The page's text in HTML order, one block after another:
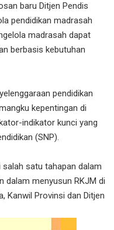
baru Ditjen Pendis
pendidikan madrasah
madrasah dapat
berbasis kebutuhan
pendidikan
kepentingan di
indikator kunci yang
(SNP).
salah satu tahapan dalam
dalam menyusun RKJM di
Kanwil Provinsi dan Ditjen